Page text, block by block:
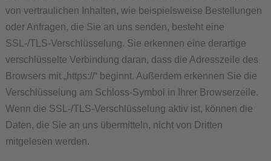
von vertraulichen Inhalten, wie beispielsweise Bestellungen
oder Anfragen, die Sie an uns senden, besteht eine
SSL-/TLS-Verschlüsselung. Sie erkennen eine derartige
verschlüsselte Verbindung daran, dass die Adresszeile des
Browsers mit „https://“ beginnt. Außerdem erkennen Sie die
Verschlüsselung am Schloss-Symbol in Ihrer Browserzeile.
Wenn die SSL-/TLS-Verschlüsselung aktiv ist, können die
Daten, die Sie an uns übermitteln, nicht von Dritten
mitgelesen werden.